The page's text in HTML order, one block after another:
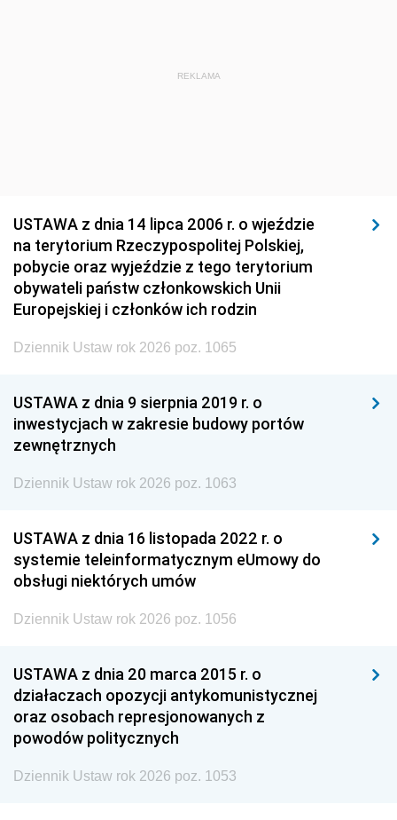
REKLAMA
USTAWA z dnia 14 lipca 2006 r. o wjeździe
na terytorium Rzeczypospolitej Polskiej,
pobycie oraz wyjeździe z tego terytorium
obywateli państw członkowskich Unii
Europejskiej i członków ich rodzin
Dziennik Ustaw rok 2026 poz. 1065
USTAWA z dnia 9 sierpnia 2019 r. o
inwestycjach w zakresie budowy portów
zewnętrznych
Dziennik Ustaw rok 2026 poz. 1063
USTAWA z dnia 16 listopada 2022 r. o
systemie teleinformatycznym eUmowy do
obsługi niektórych umów
Dziennik Ustaw rok 2026 poz. 1056
USTAWA z dnia 20 marca 2015 r. o
działaczach opozycji antykomunistycznej
oraz osobach represjonowanych z
powodów politycznych
Dziennik Ustaw rok 2026 poz. 1053